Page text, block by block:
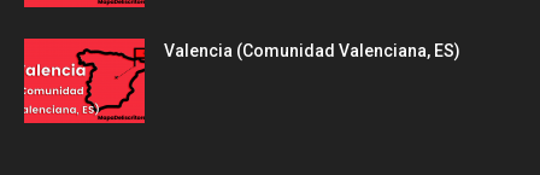
Valencia (Comunidad Valenciana, ES)